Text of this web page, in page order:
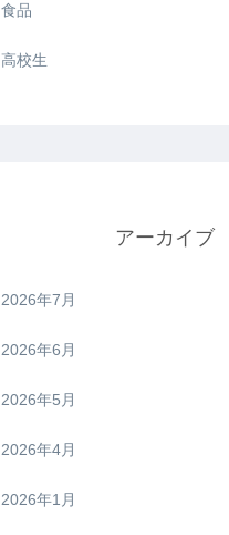
食品
高校生
アーカイブ
2026年7月
2026年6月
2026年5月
2026年4月
2026年1月